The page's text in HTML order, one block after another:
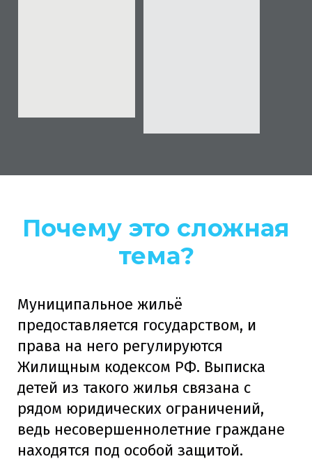
Почему это сложная
тема?
Муниципальное жильё
предоставляется государством, и
права на него регулируются
Жилищным кодексом РФ. Выписка
детей из такого жилья связана с
рядом юридических ограничений,
ведь несовершеннолетние граждане
находятся под особой защитой.